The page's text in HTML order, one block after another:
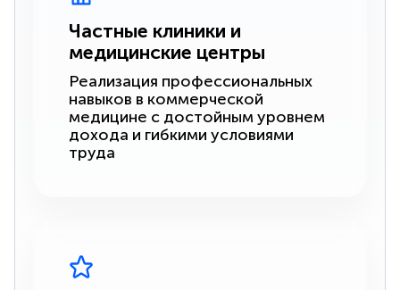
Частные клиники и
медицинские центры
Реализация профессиональных
навыков в коммерческой
медицине с достойным уровнем
дохода и гибкими условиями
труда